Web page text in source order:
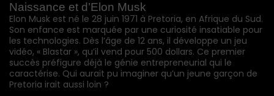
Naissance et d’Elon Musk
Elon Musk est né le 28 juin 1971 à Pretoria, en Afrique du Sud.
Son enfance est marquée par une curiosité insatiable pour
les technologies. Dès l’âge de 12 ans, il développe un jeu
vidéo, « Blastar », qu’il vend pour 500 dollars. Ce premier
succès préfigure déjà le génie entrepreneurial qui le
caractérise. Qui aurait pu imaginer qu’un jeune garçon de
Pretoria irait aussi loin ?